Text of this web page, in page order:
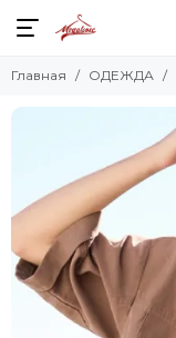
Главная ОДЕЖДА